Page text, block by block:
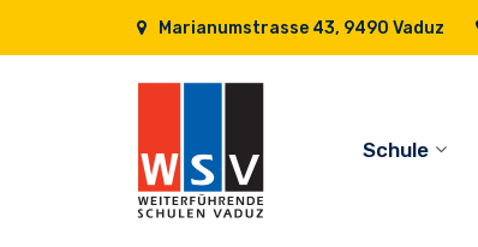
Marianumstrasse 43, 9490 Vaduz
Schule